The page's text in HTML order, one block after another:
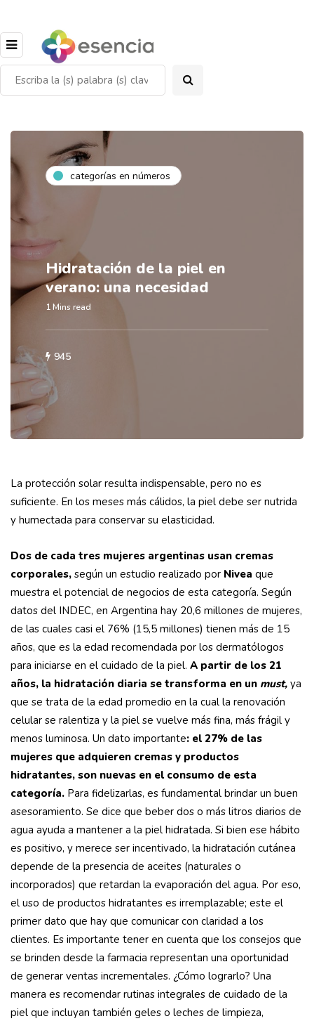
categorías en números
Hidratación de la piel en
verano: una necesidad
1 Mins read
945
La protección solar resulta indispensable, pero no es
suficiente. En los meses más cálidos, la piel debe ser nutrida
y humectada para conservar su elasticidad.
Dos de cada tres mujeres argentinas usan cremas
corporales, según un estudio realizado por Nivea que
muestra el potencial de negocios de esta categoría. Según
datos del INDEC, en Argentina hay 20,6 millones de mujeres,
de las cuales casi el 76% (15,5 millones) tienen más de 15
años, que es la edad recomendada por los dermatólogos
para iniciarse en el cuidado de la piel. A partir de los 21
años, la hidratación diaria se transforma en un must, ya
que se trata de la edad promedio en la cual la renovación
celular se ralentiza y la piel se vuelve más fina, más frágil y
menos luminosa. Un dato importante: el 27% de las
mujeres que adquieren cremas y productos
hidratantes, son nuevas en el consumo de esta
categoría. Para fidelizarlas, es fundamental brindar un buen
asesoramiento. Se dice que beber dos o más litros diarios de
agua ayuda a mantener a la piel hidratada. Si bien ese hábito
es positivo, y merece ser incentivado, la hidratación cutánea
depende de la presencia de aceites (naturales o
incorporados) que retardan la evaporación del agua. Por eso,
el uso de productos hidratantes es irremplazable; este el
primer dato que hay que comunicar con claridad a los
clientes. Es importante tener en cuenta que los consejos que
se brinden desde la farmacia representan una oportunidad
de generar ventas incrementales. ¿Cómo lograrlo? Una
manera es recomendar rutinas integrales de cuidado de la
piel que incluyan también geles o leches de limpieza,